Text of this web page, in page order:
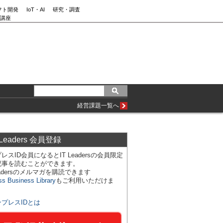
ト開発 IoT・AI
研究・調査
座
経営課題一覧へ
会員登録
スID会員になるとIT Leadersの会員限定
を読むことができます。
のメルマガを購読できます
Business Libraryもご利用いただけま
プレスIDとは